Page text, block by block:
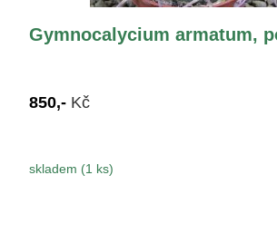
Gymnocalycium armatum,
850,- Kč
skladem (1 ks)